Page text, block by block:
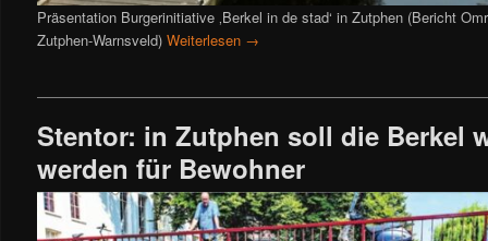
Präsentation Burgerinitiative ‚Berkel in de stad‘ in Zutphen (Bericht
Zutphen-Warnsveld)Weiterlesen →
Stentor: in Zutphen soll die Berkel
werden für Bewohner